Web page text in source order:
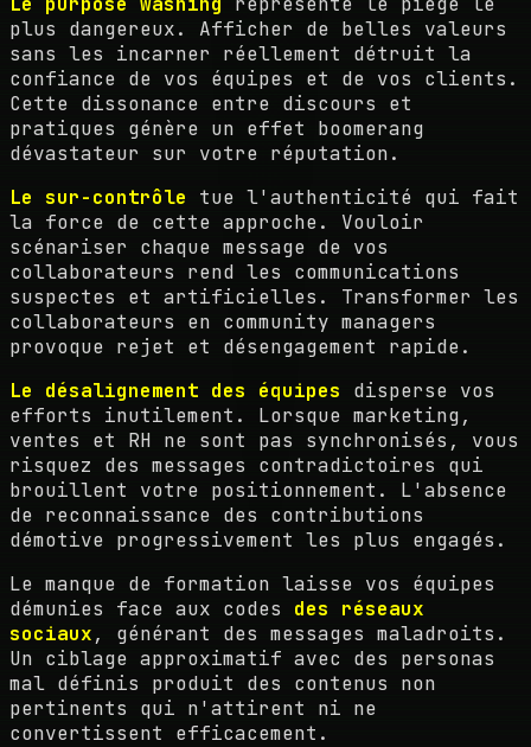
plus dangereux. Afficher de belles valeurs
sans les incarner réellement détruit la
confiance de vos équipes et de vos clients.
Cette dissonance entre discours et
pratiques génère un effet boomerang
dévastateur sur votre réputation.
Le sur-contrôle tue l'authenticité qui fait
la force de cette approche. Vouloir
scénariser chaque message de vos
collaborateurs rend les communications
suspectes et artificielles. Transformer les
collaborateurs en community managers
provoque rejet et désengagement rapide.
Le désalignement des équipes disperse vos
efforts inutilement. Lorsque marketing,
ventes et RH ne sont pas synchronisés, vous
risquez des messages contradictoires qui
brouillent votre positionnement. L'absence
de reconnaissance des contributions
démotive progressivement les plus engagés.
Le manque de formation laisse vos équipes
démunies face aux codes des réseaux
sociaux, générant des messages maladroits.
Un ciblage approximatif avec des personas
mal définis produit des contenus non
pertinents qui n'attirent ni ne
convertissent efficacement.